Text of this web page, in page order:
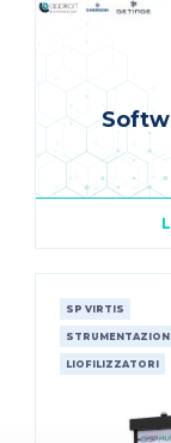
SP VIRTIS
LIOFILIZZATORI